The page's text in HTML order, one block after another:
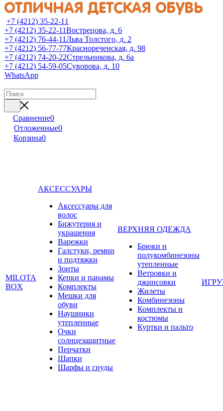
+7 (4212) 35-22-11
+7 (4212) 35-22-11Вострецова, д. 6
+7 (4212) 76-44-11Льва Толстого, д. 2
+7 (4212) 56-77-77Краснореченская, д. 98
+7 (4212) 74-20-22Стрельникова, д. 6а
+7 (4212) 54-59-05Суворова, д. 10
WhatsApp
Сравнение0
Отложенные0
Корзина0
MILOTA
BOX
АКСЕССУАРЫ
Аксессуары для
волос
Бижутерия и
украшения
Варежки
Галстуки, ремни
и подтяжки
Зонты
Кепки и панамы
Комплекты
Мешки для
обуви
Наушники
утепленные
Очки
солнцезащитные
Перчатки
Шапки
Шарфы и снуды
ВЕРХНЯЯ ОДЕЖДА
Брюки и
полукомбинезоны
утепленные
Ветровки и
джинсовки
Жилеты
Комбинезоны
Комплекты и
костюмы
Куртки и пальто